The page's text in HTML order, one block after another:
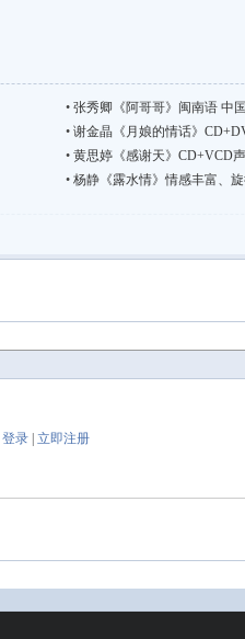
• 张秀卿《阿哥哥》闽南语 中
• 谢金晶《月娘的情话》
• 黄思婷《感谢天》CD+VCD
• 杨静《露水情》情感丰富、
登录 立即注册